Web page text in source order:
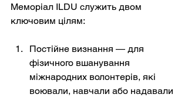
Меморіал ILDU служить двом
ключовим цілям:
Постійне визнання — для
фізичного вшанування
міжнародних волонтерів, які
воювали, навчали або надавали